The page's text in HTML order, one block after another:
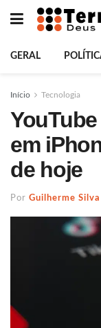
GERAL
Início Tecnologia
em
de hoje
Por Guilherme Silva